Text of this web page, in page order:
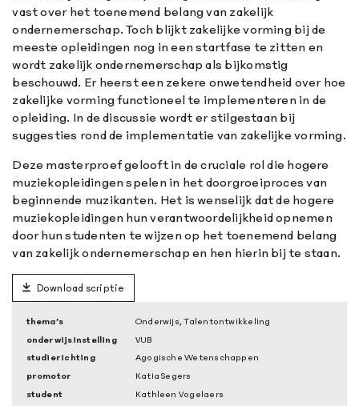
vast over het toenemend belang van zakelijk
ondernemerschap. Toch blijkt zakelijke vorming bij de
meeste opleidingen nog in een startfase te zitten en
wordt zakelijk ondernemerschap als bijkomstig
beschouwd. Er heerst een zekere onwetendheid over hoe
zakelijke vorming functioneel te implementeren in de
opleiding. In de discussie wordt er stilgestaan bij
suggesties rond de implementatie van zakelijke vorming.
Deze masterproef gelooft in de cruciale rol die hogere
muziekopleidingen spelen in het doorgroeiproces van
beginnende muzikanten. Het is wenselijk dat de hogere
muziekopleidingen hun verantwoordelijkheid opnemen
door hun studenten te wijzen op het toenemend belang
van zakelijk ondernemerschap en hen hierin bij te staan.
Download scriptie
thema’s
Onderwijs, Talentontwikkeling
onderwijsinstelling
VUB
studierichting
Agogische Wetenschappen
promotor
Katia Segers
student
Kathleen Vogelaers